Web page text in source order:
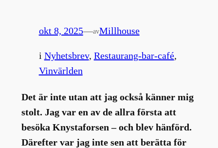
okt 8, 2025—avMillhouse
i Nyhetsbrev, Restaurang-bar-café
Vinvärlden
Det är inte utan att jag också känner mig
stolt. Jag var en av de allra första att
besöka Knystaforsen – och blev hänförd.
Därefter var jag inte sen att berätta för